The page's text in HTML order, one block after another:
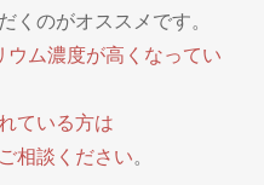
くのがオススメです。
ム濃度が高くなってい
ている方は
相談ください。